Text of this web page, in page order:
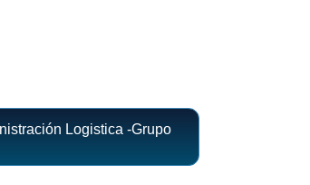
Logistica -Grupo